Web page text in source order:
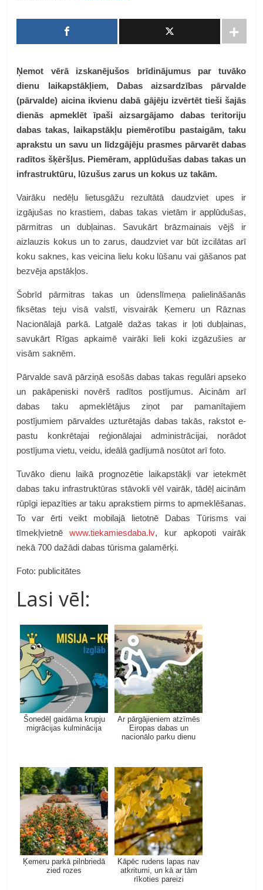
Ņemot vērā izskanējušos brīdinājumus par tuvāko
dienu laikapstākļiem, Dabas aizsardzības pārvalde
(pārvalde) aicina ikvienu dabā gājēju izvērtēt tieši šajās
dienās apmeklēt īpaši aizsargājamo dabas teritoriju
dabas takas, laikapstākļu piemērotību pastaigām, taku
aprakstu un savu un līdzgājēju prasmes pārvarēt dabas
radītos šķēršļus. Piemēram, applūdušas dabas takas un
infrastruktūru, lūzušus zarus un kokus uz takām.
Vairāku nedēļu lietusgāžu rezultātā daudzviet upes ir
izgājušas no krastiem, dabas takas vietām ir applūdušas,
pārmitras un dubļainas. Savukārt brāzmainais vējš ir
aizlauzis kokus un to zarus, daudzviet var būt izcilātas arī
koku saknes, kas veicina lielu koku lūšanu vai gāšanos pat
bezvēja apstākļos.
Šobrīd pārmitras takas un ūdenslīmeņa palielināšanās
fiksētas teju visā valstī, visvairāk Ķemeru un Rāznas
Nacionālajā parkā. Latgalē dažas takas ir ļoti dubļainas,
savukārt Rīgas apkaimē vairāki lieli koki izgāzušies ar
visām saknēm.
Pārvalde savā pārziņā esošās dabas takas regulāri apseko
un pakāpeniski novērš radītos postījumus. Aicinām arī
dabas taku apmeklētājus ziņot par pamanītajiem
postījumiem pārvaldes uzturētajās dabas takās, rakstot e-
pastu konkrētajai reģionālajai administrācijai, norādot
postījuma vietu, veidu, ideālā gadījumā nosūtot arī foto.
Tuvāko dienu laikā prognozētie laikapstākļi var ietekmēt
dabas taku infrastruktūras stāvokli vēl vairāk, tādēļ aicinām
rūpīgi iepazīties ar taku aprakstiem pirms to apmeklēšanas.
To var ērti veikt mobilajā lietotnē Dabas Tūrisms vai
tīmekļvietnēwww.tiekamiesdaba.lv, kur apkopoti vairāk
nekā 700 dažādi dabas tūrisma galamērķi.
Foto: publicitātes
Lasi vēl:
Šonedēļ gaidāma krupju
migrācijas kulminācija
Ar pārgājieniem atzīmēs
Eiropas dabas un
nacionālo parku dienu
Ķemeru parkā pilnbriedā
zied rozes
Kāpēc rudens lapas nav
atkritumi, un kā ar tām
rīkoties pareizi